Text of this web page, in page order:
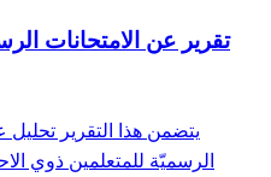
الرسميّة للمتعلمين ذوي